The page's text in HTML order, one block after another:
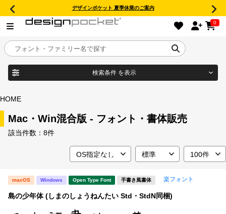
デザインポケット 夏季休業のご案内
0
目的別フォントガイド
キャンペーン一覧
検索条件 を表示
商品名
フォント形式
HOME
Mac・Win混合版 - フォント・書体販売
該当件数： 8件
macOS Windows Open Type Font 手書き風書体 楽フォント
島の少年体 (しまのしょうねんたい Std・StdN同梱)